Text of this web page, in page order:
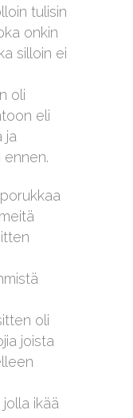
tulisin
onkin
silloin ei
oli
eli
ja
ennen.
oli
joista
ikää